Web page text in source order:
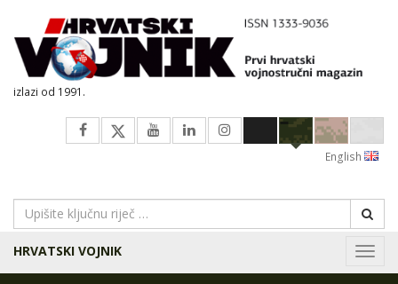
izlazi od 1991.
English
HRVATSKI VOJNIK